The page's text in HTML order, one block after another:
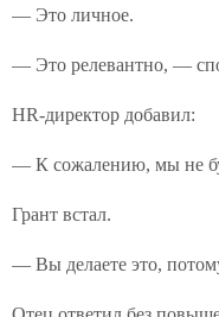
— Это личное.
— Это релевантно, —
HR-директор добавил:
— К сожалению, мы не
Грант встал.
— Вы делаете это,